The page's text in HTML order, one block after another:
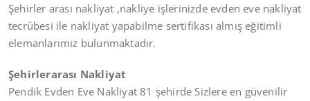
Şehirler arası nakliyat ,nakliye işlerinizde evden eve nakliyat
tecrübesi ile nakliyat yapabilme sertifikası almış eğitimli
elemanlarımız bulunmaktadır.
Şehirlerarası Nakliyat
Pendik Evden Eve Nakliyat 81 şehirde Sizlere en güvenilir